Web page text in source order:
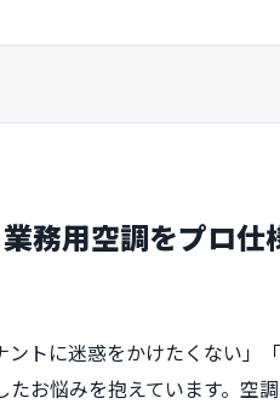
務用空調をプロ
トに迷惑をかけたくない」
お悩みを抱えています。空